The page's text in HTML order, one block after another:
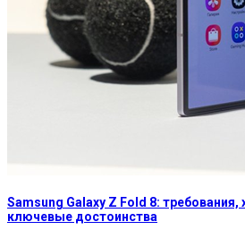
Samsung Galaxy Z Fold 8: требования,
ключевые достоинства